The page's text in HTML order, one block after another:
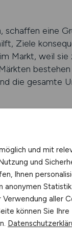
schaffen eine
Ziele
Markt, weil sie
die gesamte
Ziele, den
sie
große Rolle,
und mit
und
Ihnen
anonymen
aller
können Sie Ihre